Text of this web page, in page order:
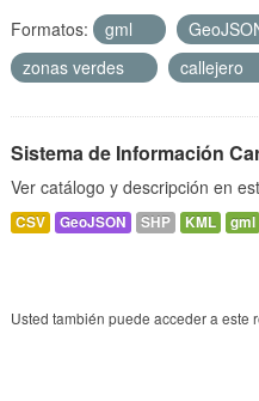
Formatos: gml
zonas verdes
callejero
Sistema de Información
Ver catálogo y descripción en
CSV GeoJSON SHP KML gml
Usted también puede acceder a este